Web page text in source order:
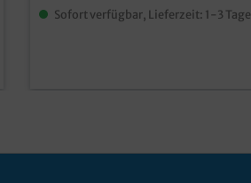
Sofort verfügbar, Lieferzeit: 1-3 Tage